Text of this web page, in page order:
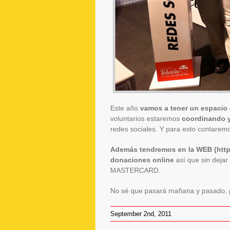
Este año vamos a tener un
voluntarios estaremos coordinando
redes sociales. Y para esto
Además tendremos en la WEB
donaciones online así que sin dejar
MASTERCARD.
No sé que pasará mañana y pasado,
September 2nd, 2011